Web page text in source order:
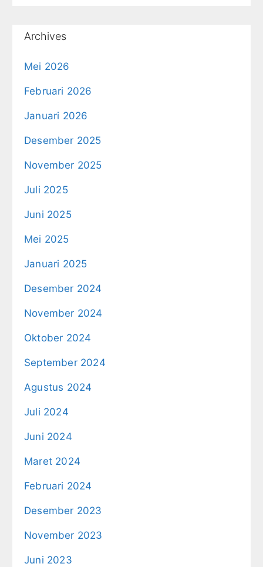
Archives
Mei 2026
Februari 2026
Januari 2026
Desember 2025
November 2025
Juli 2025
Juni 2025
Mei 2025
Januari 2025
Desember 2024
November 2024
Oktober 2024
September 2024
Agustus 2024
Juli 2024
Juni 2024
Maret 2024
Februari 2024
Desember 2023
November 2023
Juni 2023